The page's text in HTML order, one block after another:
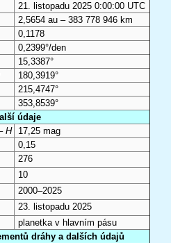
21. listopadu 2025 0:00:00 UTC
2,5654 au – 383 778 946 km
0,1178
0,2399°/den
15,3387°
180,3919°
215,4747°
353,8539°
údaje
H
17,25 mag
0,15
276
10
2000–2025
23. listopadu 2025
planetka v hlavním pásu
dráhy a dalších údajů